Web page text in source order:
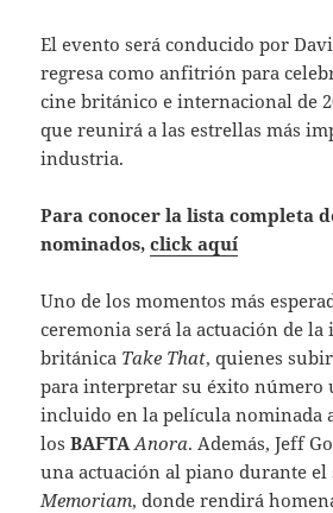
El evento será conducido por
regresa como anfitrión para
cine británico e internacional de
que reunirá a las estrellas más
industria.
Para conocer la lista completa
nominados,click aquí
Uno de los momentos más
ceremonia será la actuación de la
británica Take That, quienes
para interpretar su éxito número
incluido en la película nominada
losBAFTA Anora. Además, Jeff
una actuación al piano durante el
Memoriam, donde rendirá